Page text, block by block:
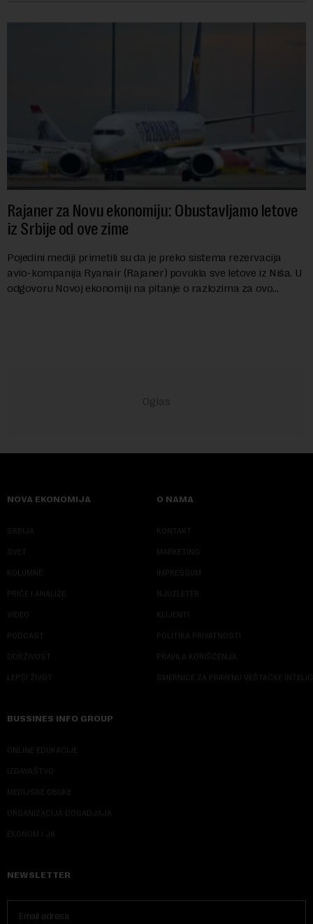
Rajaner za Novu ekonomiju: Obustavljamo letove
iz Srbije od ove zime
Pojedini mediji primetili su da je preko sistema rezervacija
avio-kompanija Ryanair (Rajaner) povukla sve letove iz Niša. U
odgovoru Novoj ekonomiji na pitanje o razlozima za ovo
NOVA EKONOMIJA
SRBIJA
SVET
KOLUMNE
PRIČE I ANALIZE
VIDEO
PODCAST
ODRŽIVOST
LEPŠI ŽIVOT
O NAMA
KONTAKT
MARKETING
IMPRESSUM
NJUZLETER
KLIJENTI
POLITIKA PRIVATNOSTI
PRAVILA KORIŠĆENJA
SMERNICE ZA PRIMENU VEŠTAČKE
BUSSINES INFO GROUP
ONLINE EDUKACIJE
IZDAVAŠTVO
MEDIJSKE OBUKE
ORGANIZACIJA DOGADJAJA
EKONOM I JA
NEWSLETTER